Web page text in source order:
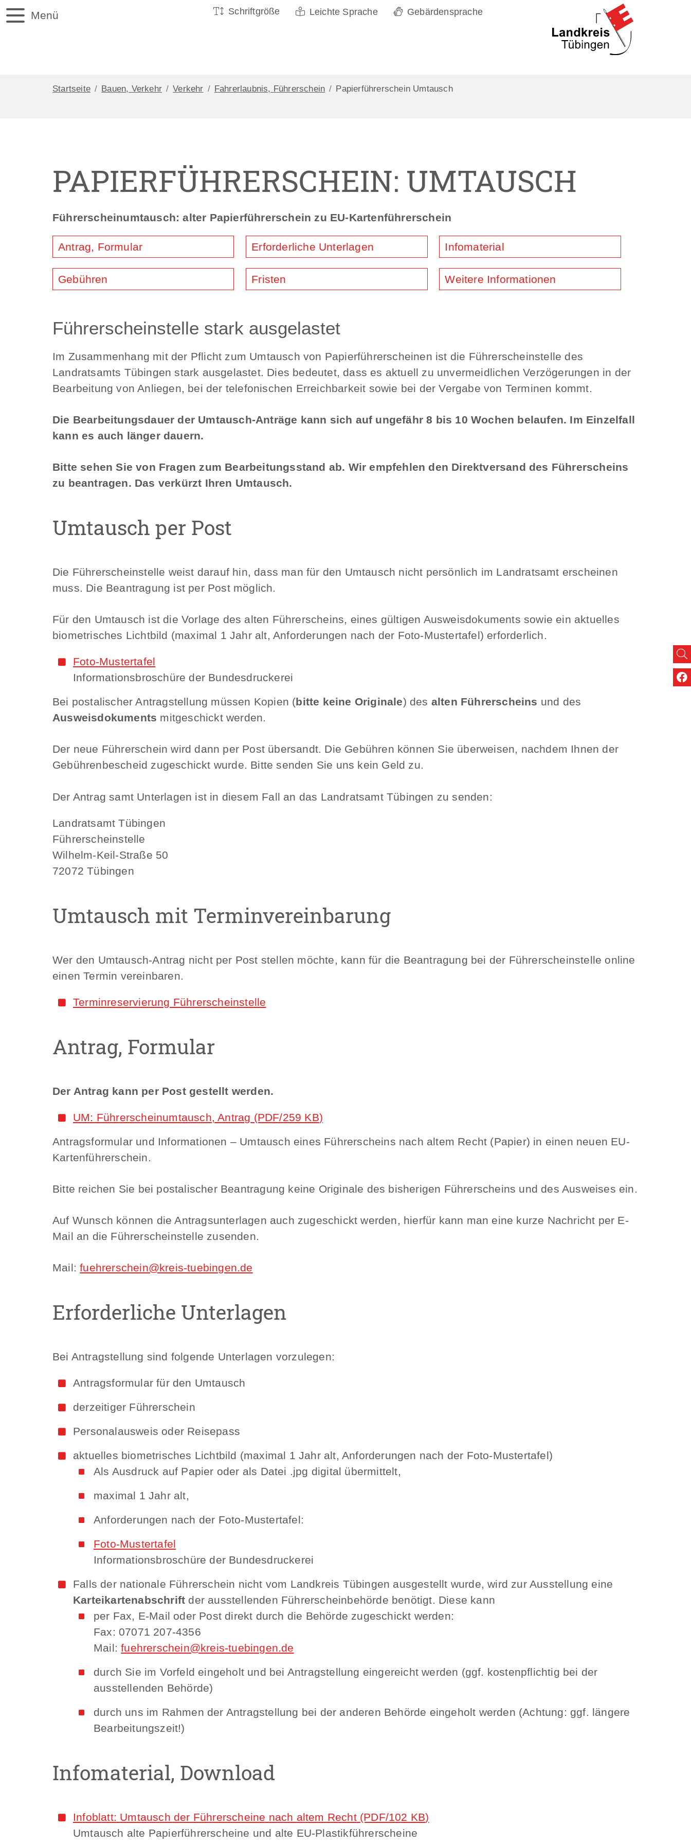
Menü Schriftgröße Leichte Sprache Gebärdensprache
Startseite Bauen, Verkehr Verkehr Fahrerlaubnis, Führerschein Papierführerschein Umtausch
PAPIERFÜHRERSCHEIN: UMTAUSCH
Führerscheinumtausch: alter Papierführerschein zu EU-Kartenführerschein
Antrag, Formular Erforderliche Unterlagen Infomaterial
Gebühren Fristen Weitere Informationen
Führerscheinstelle stark ausgelastet
Im Zusammenhang mit der Pflicht zum Umtausch von Papierführerscheinen ist die Führerscheinstelle des
Landratsamts Tübingen stark ausgelastet. Dies bedeutet, dass es aktuell zu unvermeidlichen Verzögerungen in der
Bearbeitung von Anliegen, bei der telefonischen Erreichbarkeit sowie bei der Vergabe von Terminen kommt.
Die Bearbeitungsdauer der Umtausch-Anträge kann sich auf ungefähr 8 bis 10 Wochen belaufen. Im Einzelfall
kann es auch länger dauern.
Bitte sehen Sie von Fragen zum Bearbeitungsstand ab. Wir empfehlen den Direktversand des Führerscheins
zu beantragen. Das verkürzt Ihren Umtausch.
Umtausch per Post
Die Führerscheinstelle weist darauf hin, dass man für den Umtausch nicht persönlich im Landratsamt erscheinen
muss. Die Beantragung ist per Post möglich.
Für den Umtausch ist die Vorlage des alten Führerscheins, eines gültigen Ausweisdokuments sowie ein aktuelles
biometrisches Lichtbild (maximal 1 Jahr alt, Anforderungen nach der Foto-Mustertafel) erforderlich.
Foto-Mustertafel
Informationsbroschüre der Bundesdruckerei
Bei postalischer Antragstellung müssen Kopien (bitte keine Originale) des alten Führerscheins und des
Ausweisdokuments mitgeschickt werden.
Der neue Führerschein wird dann per Post übersandt. Die Gebühren können Sie überweisen, nachdem Ihnen der
Gebührenbescheid zugeschickt wurde. Bitte senden Sie uns kein Geld zu.
Der Antrag samt Unterlagen ist in diesem Fall an das Landratsamt Tübingen zu senden:
Landratsamt Tübingen
Führerscheinstelle
Wilhelm-Keil-Straße 50
72072 Tübingen
Umtausch mit Terminvereinbarung
Wer den Umtausch-Antrag nicht per Post stellen möchte, kann für die Beantragung bei der Führerscheinstelle online
einen Termin vereinbaren.
Terminreservierung Führerscheinstelle
Antrag, Formular
Der Antrag kann per Post gestellt werden.
UM: Führerscheinumtausch, Antrag (PDF/259 KB)
Antragsformular und Informationen – Umtausch eines Führerscheins nach altem Recht (Papier) in einen neuen EU-
Kartenführerschein.
Bitte reichen Sie bei postalischer Beantragung keine Originale des bisherigen Führerscheins und des Ausweises ein.
Auf Wunsch können die Antragsunterlagen auch zugeschickt werden, hierfür kann man eine kurze Nachricht per E-
Mail an die Führerscheinstelle zusenden.
Mail:fuehrerschein@kreis-tuebingen.de
Erforderliche Unterlagen
Bei Antragstellung sind folgende Unterlagen vorzulegen:
Antragsformular für den Umtausch
derzeitiger Führerschein
Personalausweis oder Reisepass
aktuelles biometrisches Lichtbild (maximal 1 Jahr alt, Anforderungen nach der Foto-Mustertafel)
Als Ausdruck auf Papier oder als Datei .jpg digital übermittelt,
maximal 1 Jahr alt,
Anforderungen nach der Foto-Mustertafel:
Foto-Mustertafel
Informationsbroschüre der Bundesdruckerei
Falls der nationale Führerschein nicht vom Landkreis Tübingen ausgestellt wurde, wird zur Ausstellung eine
Karteikartenabschrift der ausstellenden Führerscheinbehörde benötigt. Diese kann
per Fax, E-Mail oder Post direkt durch die Behörde zugeschickt werden:
Fax: 07071 207-4356
Mail:fuehrerschein@kreis-tuebingen.de
durch Sie im Vorfeld eingeholt und bei Antragstellung eingereicht werden (ggf. kostenpflichtig bei der
ausstellenden Behörde)
durch uns im Rahmen der Antragstellung bei der anderen Behörde eingeholt werden (Achtung: ggf. längere
Bearbeitungszeit!)
Infomaterial, Download
Infoblatt: Umtausch der Führerscheine nach altem Recht(PDF/102 KB)
Umtausch alte Papierführerscheine und alte EU-Plastikführerscheine